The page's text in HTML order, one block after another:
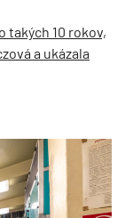
takých 10 rokov,
a ukázala